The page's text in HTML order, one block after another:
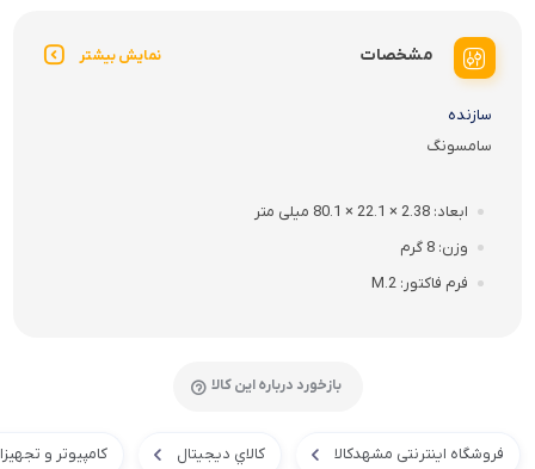
مشخصات نمایش بیشتر
سازنده
سامسونگ
ابعاد 2.38 × 22.1 × 80.1 میلی متر
وزن 8 گرم
فرم فاکتور M.2
بازخورد درباره این کالا
فروشگاه اینترنتی مشهدکالا کالاي ديجيتال کامپیوتر و